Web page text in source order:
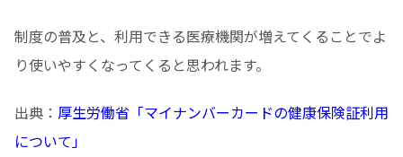
制度の普及と、利用できる医療機関が増えてくることでよ
り使いやすくなってくると思われます。
出典： 厚生労働省「マイナンバーカードの健康保険証利用
について」